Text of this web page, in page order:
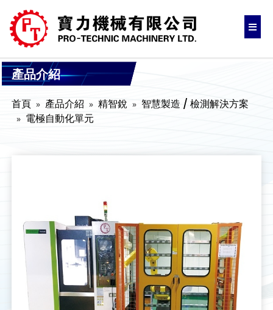
產品介紹
首頁 產品介紹 精智銳
智慧製造 / 檢測解決方案
電極自動化單元